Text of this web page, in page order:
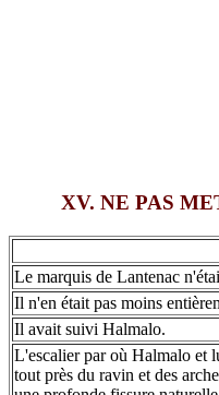
XV. NE PAS
Le marquis de Lantenac
Il n'en était pas moins
Il avait suivi Halmalo.
L'escalier par où Halmalo et
tout près du ravin et des